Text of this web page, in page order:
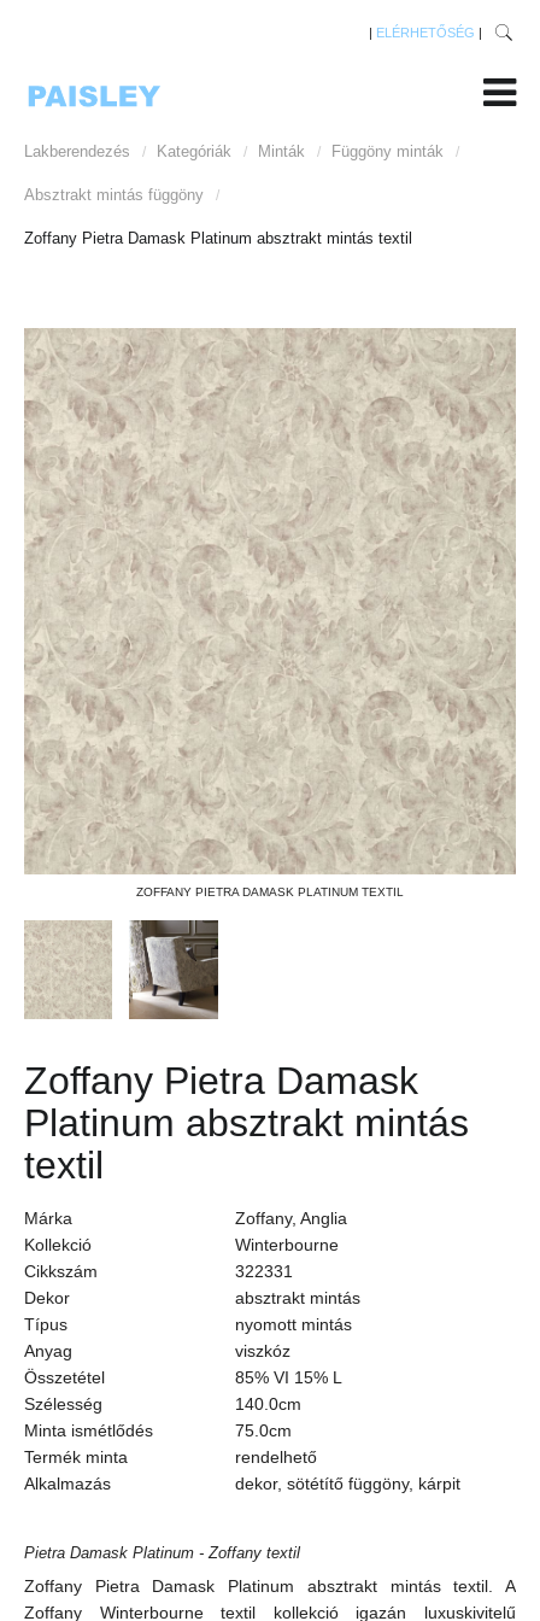
| ELÉRHETŐSÉG |
Lakberendezés / Kategóriák / Minták / Függöny minták /
Absztrakt mintás függöny /
Zoffany Pietra Damask Platinum absztrakt mintás textil
ZOFFANY PIETRA DAMASK PLATINUM TEXTIL
Zoffany Pietra Damask
Platinum absztrakt mintás
textil
Márka
Zoffany, Anglia
Kollekció
Winterbourne
Cikkszám
322331
Dekor
absztrakt mintás
Típus
nyomott mintás
Anyag
viszkóz
Összetétel
85% VI 15% L
Szélesség
140.0cm
Minta ismétlődés
75.0cm
Termék minta
rendelhető
Alkalmazás
dekor, sötétítő függöny, kárpit
Pietra Damask Platinum - Zoffany textil
Zoffany Pietra Damask Platinum absztrakt mintás textil. A
Zoffany Winterbourne textil kollekció igazán luxuskivitelű